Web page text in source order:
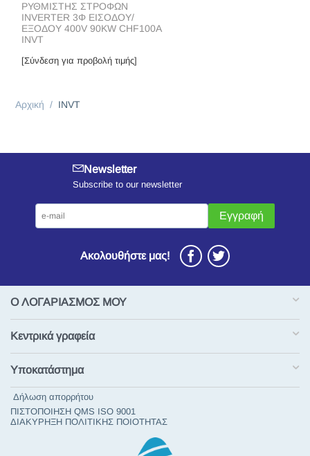
ΡΥΘΜΙΣΤΗΣ ΣΤΡΟΦΩΝ
INVERTER 3Φ ΕΙΣΟΔΟΥ/
ΕΞΟΔΟΥ 400V 90KW CHF100A
INVT
[Σύνδεση για προβολή τιμής]
Αρχική / INVT
Newsletter
Subscribe to our newsletter
Εγγραφή
Ακολουθήστε μας!
Ο ΛΟΓΑΡΙΑΣΜΟΣ ΜΟΥ
Κεντρικά γραφεία
Υποκατάστημα
Δήλωση απορρήτου
ΠΙΣΤΟΠΟΙΗΣΗ QMS ISO 9001
ΔΙΑΚΥΡΗΞΗ ΠΟΛΙΤΙΚΗΣ ΠΟΙΟΤΗΤΑΣ